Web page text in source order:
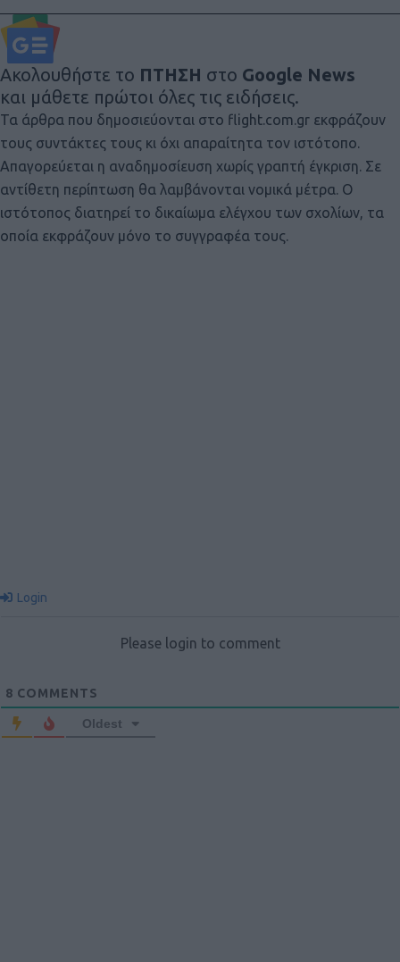
Ακολουθήστε το ΠΤΗΣΗ στο Google News
και μάθετε πρώτοι όλες τις ειδήσεις.
Τα άρθρα που δημοσιεύονται στο flight.com.gr εκφράζουν
τους συντάκτες τους κι όχι απαραίτητα τον ιστότοπο.
Απαγορεύεται η αναδημοσίευση χωρίς γραπτή έγκριση. Σε
αντίθετη περίπτωση θα λαμβάνονται νομικά μέτρα. Ο
ιστότοπος διατηρεί το δικαίωμα ελέγχου των σχολίων, τα
οποία εκφράζουν μόνο το συγγραφέα τους.
Login
Please login to comment
8 COMMENTS
Oldest